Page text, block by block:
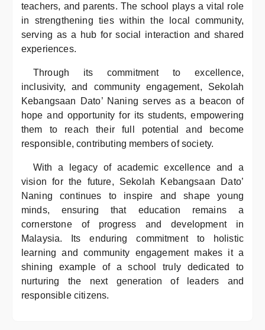
teachers, and parents. The school plays a vital role
in strengthening ties within the local community,
serving as a hub for social interaction and shared
experiences.
Through its commitment to excellence,
inclusivity, and community engagement, Sekolah
Kebangsaan Dato’ Naning serves as a beacon of
hope and opportunity for its students, empowering
them to reach their full potential and become
responsible, contributing members of society.
With a legacy of academic excellence and a
vision for the future, Sekolah Kebangsaan Dato’
Naning continues to inspire and shape young
minds, ensuring that education remains a
cornerstone of progress and development in
Malaysia. Its enduring commitment to holistic
learning and community engagement makes it a
shining example of a school truly dedicated to
nurturing the next generation of leaders and
responsible citizens.